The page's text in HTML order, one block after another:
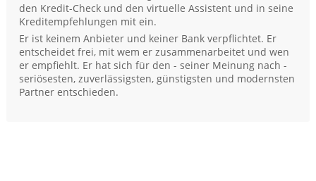
den Kredit-Check und den virtuelle Assistent und in seine
Kreditempfehlungen mit ein.
Er ist keinem Anbieter und keiner Bank verpflichtet. Er
entscheidet frei, mit wem er zusammenarbeitet und wen
er empfiehlt. Er hat sich für den - seiner Meinung nach -
seriösesten, zuverlässigsten, günstigsten und modernsten
Partner entschieden.